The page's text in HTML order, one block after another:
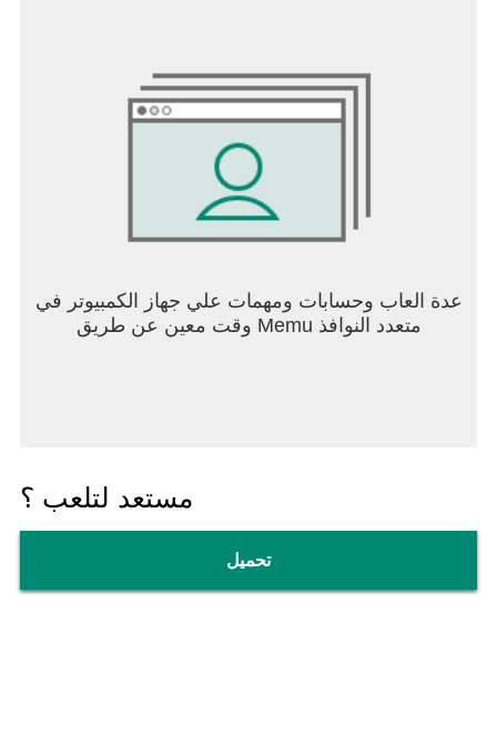
عدة العاب وحسابات ومهمات علي جهاز الكمبيوتر في
وقت معين عن طريق Memu متعدد النوافذ
مستعد لتلعب ؟
تحميل